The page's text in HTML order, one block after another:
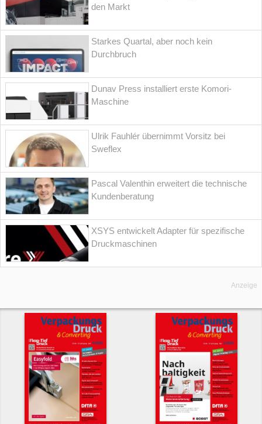
den Markt
Starkes Quartal, aber noch kein
Durchbruch
Dunav Press installiert erste Komori-
Maschine
Ulrik Fauhlér übernimmt Vorsitz bei
Sweflex
Pascal Valenthin erweitert die technische
Kundenberatung
XSYS entwickelt Adapter für spezifische
Druckmaschinen
Anzeige